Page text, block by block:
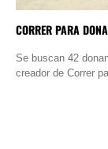
CORRER PARA
Se buscan 42
creador de Correr